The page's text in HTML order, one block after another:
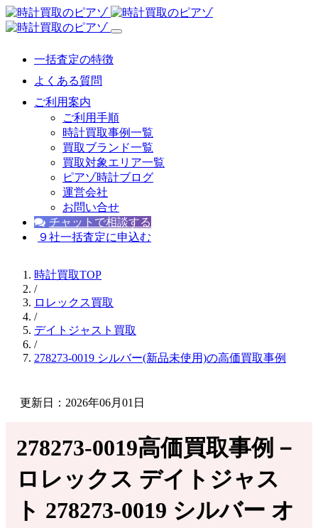
一括査定の特徴
よくある質問
ご利用案内
ご利用手順
時計買取事例一覧
買取ブランド一覧
買取対象エリア一覧
ピアゾ時計ブログ
運営会社
お問い合せ
チャットで相談する
９社一括査定に申込む
時計買取TOP
/
ロレックス買取
/
デイトジャスト買取
/
278273-0019 シルバー(新品未使用)の高価買取事例
更新日：2026年06月01日
278273-0019高価買取事例－
ロレックス デイトジャス
ト 278273-0019 シルバー オ